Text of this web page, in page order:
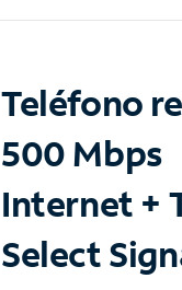
Teléfono
500 Mbps
Internet +
Select